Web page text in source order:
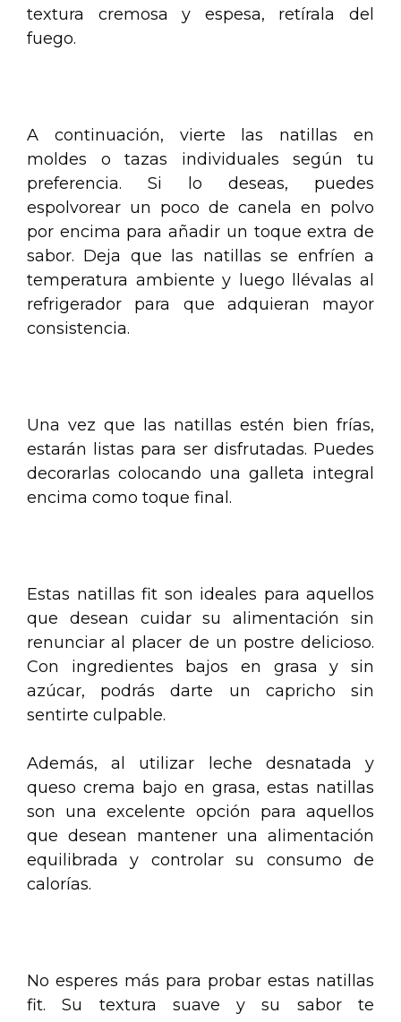
textura cremosa y espesa, retírala del
fuego.
A continuación, vierte las natillas en
moldes o tazas individuales según tu
preferencia. Si lo deseas, puedes
espolvorear un poco de canela en polvo
por encima para añadir un toque extra de
sabor. Deja que las natillas se enfríen a
temperatura ambiente y luego llévalas al
refrigerador para que adquieran mayor
consistencia.
Una vez que las natillas estén bien frías,
estarán listas para ser disfrutadas. Puedes
decorarlas colocando una galleta integral
encima como toque final.
Estas natillas fit son ideales para aquellos
que desean cuidar su alimentación sin
renunciar al placer de un postre delicioso.
Con ingredientes bajos en grasa y sin
azúcar, podrás darte un capricho sin
sentirte culpable.
Además, al utilizar leche desnatada y
queso crema bajo en grasa, estas natillas
son una excelente opción para aquellos
que desean mantener una alimentación
equilibrada y controlar su consumo de
calorías.
No esperes más para probar estas natillas
fit. Su textura suave y su sabor te